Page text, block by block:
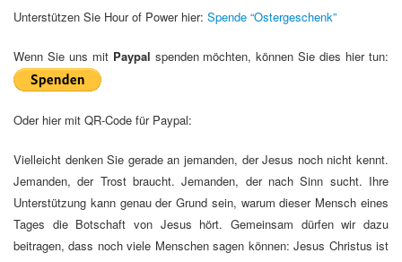
Unterstützen Sie Hour of Power hier: Spende “Ostergeschenk”
Wenn Sie uns mit Paypal spenden möchten, können Sie dies hier tun:
Oder hier mit QR-Code für Paypal:
Vielleicht denken Sie gerade an jemanden, der Jesus noch nicht kennt.
Jemanden, der Trost braucht. Jemanden, der nach Sinn sucht. Ihre
Unterstützung kann genau der Grund sein, warum dieser Mensch eines
Tages die Botschaft von Jesus hört. Gemeinsam dürfen wir dazu
beitragen, dass noch viele Menschen sagen können: Jesus Christus ist